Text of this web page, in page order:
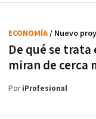
De qué se
miran de cerca
ECONOMÍA/ Nuevo
PoriProfesional